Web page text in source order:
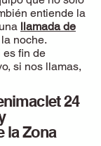
entiende la
llamada de
noche.
es fin de
si nos llamas,
24
la Zona